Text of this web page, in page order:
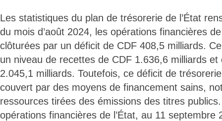
Les statistiques du plan de trésorerie de l’État
du mois d’août 2024, les opérations financières
clôturées par un déficit de CDF 408,5 milliards.
un niveau de recettes de CDF 1.636,6 milliards
2.045,1 milliards. Toutefois, ce déficit de
couvert par des moyens de financement sains,
ressources tirées des émissions des titres
opérations financières de l’État, au 11 septembre